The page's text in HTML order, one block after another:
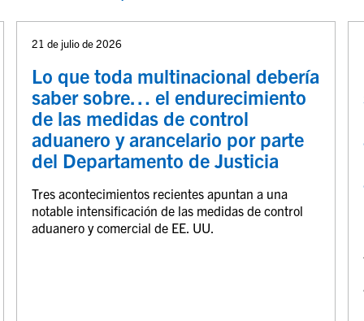
21 de julio de 2026
Lo que toda multinacional debería
saber sobre… el endurecimiento
de las medidas de control
aduanero y arancelario por parte
del Departamento de Justicia
Tres acontecimientos recientes apuntan a una
notable intensificación de las medidas de control
aduanero y comercial de EE. UU.